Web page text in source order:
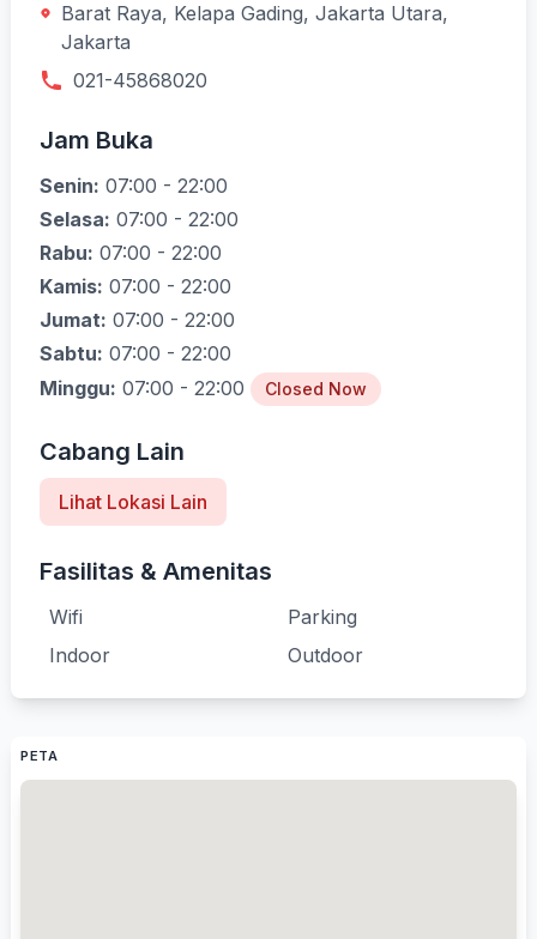
Barat Raya, Kelapa Gading, Jakarta Utara,
Jakarta
021-45868020
Jam Buka
Senin: 07:00 - 22:00
Selasa: 07:00 - 22:00
Rabu: 07:00 - 22:00
Kamis: 07:00 - 22:00
Jumat: 07:00 - 22:00
Sabtu: 07:00 - 22:00
Minggu: 07:00 - 22:00 Closed Now
Cabang Lain
Lihat Lokasi Lain
Fasilitas & Amenitas
Wifi
Parking
Indoor
Outdoor
PETA